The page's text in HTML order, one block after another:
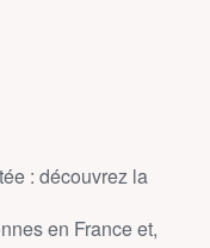
: découvrez la
en France et,